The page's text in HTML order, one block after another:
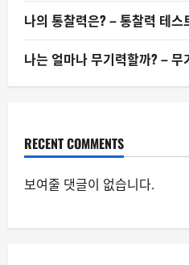
나의 통찰력은? – 통찰력 테스
나는 얼마나 무기력할까? – 무
RECENT COMMENTS
보여줄 댓글이 없습니다.